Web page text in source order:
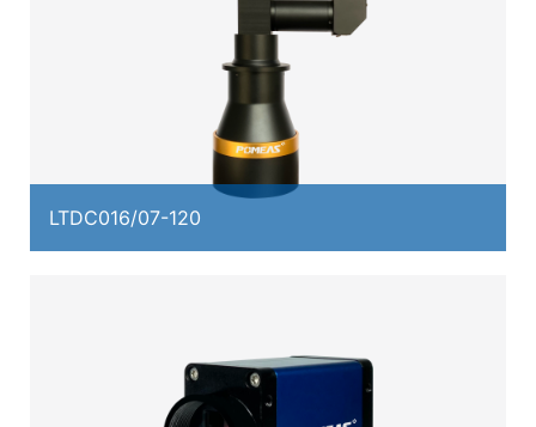
LTDC016/07-120